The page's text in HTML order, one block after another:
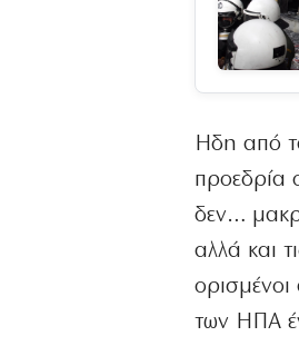
Ηδη από
προεδρία
δεν…
αλλά και
των ΗΠΑ